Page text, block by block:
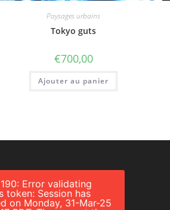
Paysages urbains
Tokyo guts
€700,00
Ajouter au panier
Error validating
token: Session has
on Monday, 31-Mar-25